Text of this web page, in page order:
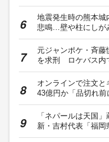
地震発生時の熊本
悲鳴…壁や柱にし
元ジャンポケ・斉
を求刑 ロケバス内
オンラインで注文
43億円か「品切れ
「ネパールは天国
新・吉村代表「福